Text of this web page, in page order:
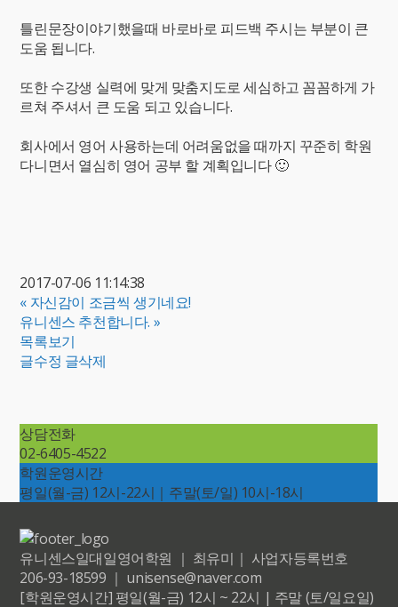
틀린문장이야기했을때 바로바로 피드백 주시는 부분이 큰
도움 됩니다.
또한 수강생 실력에 맞게 맞춤지도로 세심하고 꼼꼼하게 가
르쳐 주셔서 큰 도움 되고 있습니다.
회사에서 영어 사용하는데 어려움없을 때까지 꾸준히 학원
다니면서 열심히 영어 공부 할 계획입니다 🙂
2017-07-06 11:14:38
« 자신감이 조금씩 생기네요!
유니센스 추천합니다. »
목록보기
글수정 글삭제
상담전화
02-6405-4522
학원운영시간
평일(월-금) 12시-22시｜주말(토/일) 10시-18시
유니센스일대일영어학원 ｜ 최유미｜ 사업자등록번호
206-93-18599 ｜ unisense@naver.com
[학원운영시간] 평일(월-금) 12시 ~ 22시 | 주말 (토/일요일)